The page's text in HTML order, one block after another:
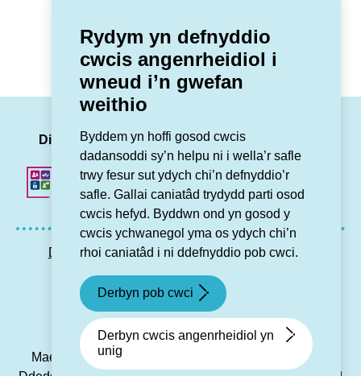
Rydym yn defnyddio
cwcis angenrheidiol i
wneud i’n gwefan
weithio
Byddem yn hoffi gosod cwcis
dadansoddi sy’n helpu ni i wella’r safle
trwy fesur sut ydych chi’n defnyddio’r
safle. Gallai caniatâd trydydd parti osod
cwcis hefyd. Byddwn ond yn gosod y
cwcis ychwanegol yma os ydych chi’n
rhoi caniatâd i ni ddefnyddio pob cwci.
Derbyn pob cwci
Derbyn cwcis angenrheidiol yn
unig
Dilynwch ni LinkedIn
Facebook
Twitter
Datganiad hygyrchedd
Preifatrwydd GDPR
© Grŵp Cynefin 2024.Gwefan gan Connect
Mae Grŵp Cynefin yn gymdeithas gofrestredig dan y